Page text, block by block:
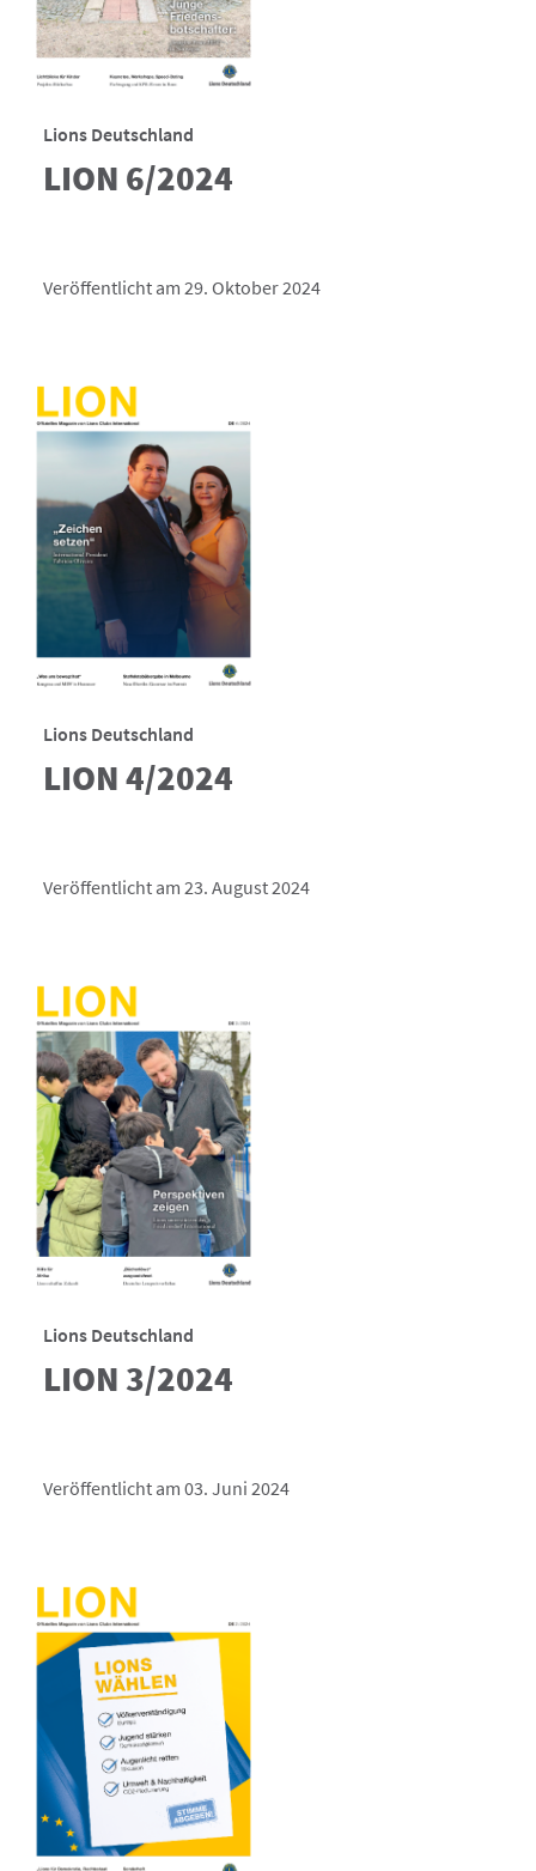
Lions Deutschland
LION 6/2024
Veröffentlicht am 29. Oktober 2024
Lions Deutschland
LION 4/2024
Veröffentlicht am 23. August 2024
Lions Deutschland
LION 3/2024
Veröffentlicht am 03. Juni 2024